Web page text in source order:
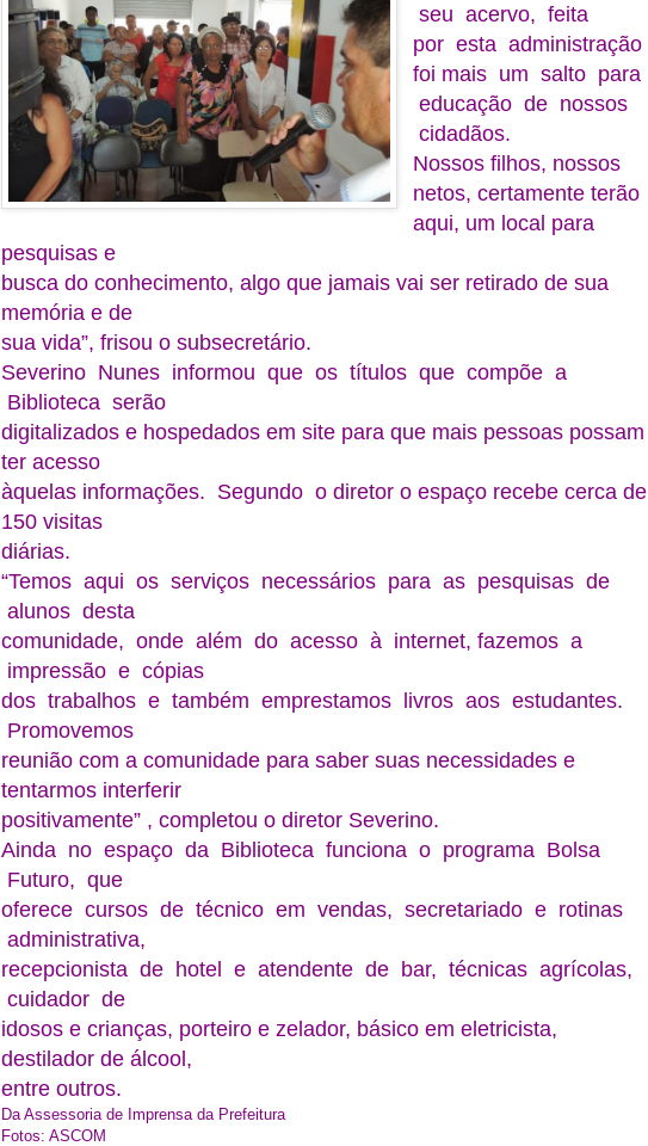
seu acervo, feita
por esta administração
foi mais um salto para
educação de nossos
cidadãos.
Nossos filhos, nossos
netos, certamente terão
aqui, um local para
pesquisas e
busca do conhecimento, algo que jamais vai ser retirado de sua
memória e de
sua vida”, frisou o subsecretário.
Severino Nunes informou que os títulos que compõe a
Biblioteca serão
digitalizados e hospedados em site para que mais pessoas possam
ter acesso
àquelas informações. Segundo o diretor o espaço recebe cerca de
150 visitas
diárias.
“Temos aqui os serviços necessários para as pesquisas de
alunos desta
comunidade, onde além do acesso à internet, fazemos a
impressão e cópias
dos trabalhos e também emprestamos livros aos estudantes.
Promovemos
reunião com a comunidade para saber suas necessidades e
tentarmos interferir
positivamente” , completou o diretor Severino.
Ainda no espaço da Biblioteca funciona o programa Bolsa
Futuro, que
oferece cursos de técnico em vendas, secretariado e rotinas
administrativa,
recepcionista de hotel e atendente de bar, técnicas agrícolas,
cuidador de
idosos e crianças, porteiro e zelador, básico em eletricista,
destilador de álcool,
entre outros.
Da Assessoria de Imprensa da Prefeitura
Fotos: ASCOM